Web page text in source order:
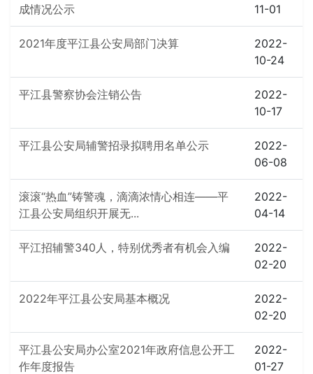
成情况公示
11-01
2021年度平江县公安局部门决算
2022-
10-24
平江县警察协会注销公告
2022-
10-17
平江县公安局辅警招录拟聘用名单公示
2022-
06-08
滚滚“热血”铸警魂，滴滴浓情心相连——平
江县公安局组织开展无...
2022-
04-14
平江招辅警340人，特别优秀者有机会入编
2022-
02-20
2022年平江县公安局基本概况
2022-
02-20
平江县公安局办公室2021年政府信息公开工
作年度报告
2022-
01-27